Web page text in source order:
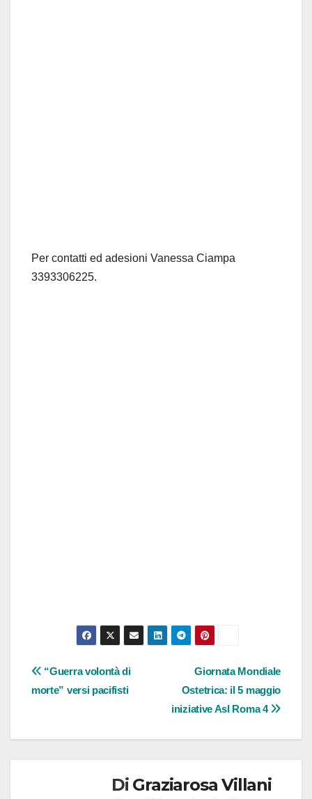
Per contatti ed adesioni Vanessa Ciampa
3393306225.
Navigazione
articoli
Giornata Mondiale
Ostetrica: il 5 maggio
iniziative Asl Roma 4
“Guerra volontà di
morte” versi pacifisti
Di Graziarosa Villani